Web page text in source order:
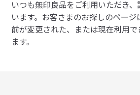
ス
ト
ア
いつも無印良品をご利用いただき
います。 お客さまのお探しのペー
前が変更された、または現在利用
ます。